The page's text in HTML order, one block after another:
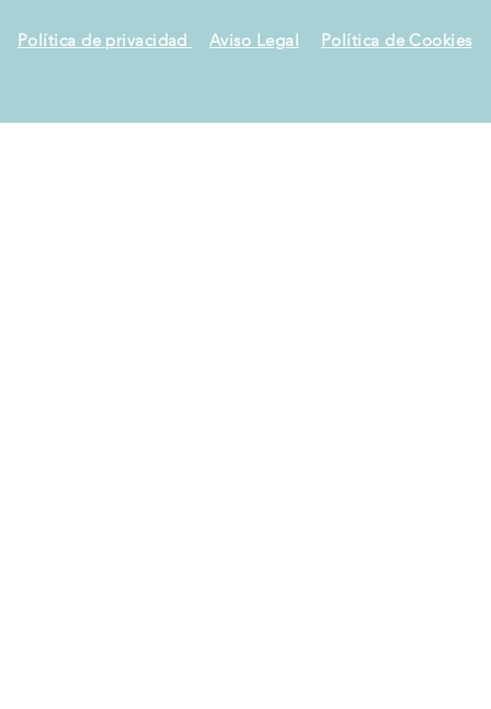
Política de privacidad Aviso Legal Política de Cookies